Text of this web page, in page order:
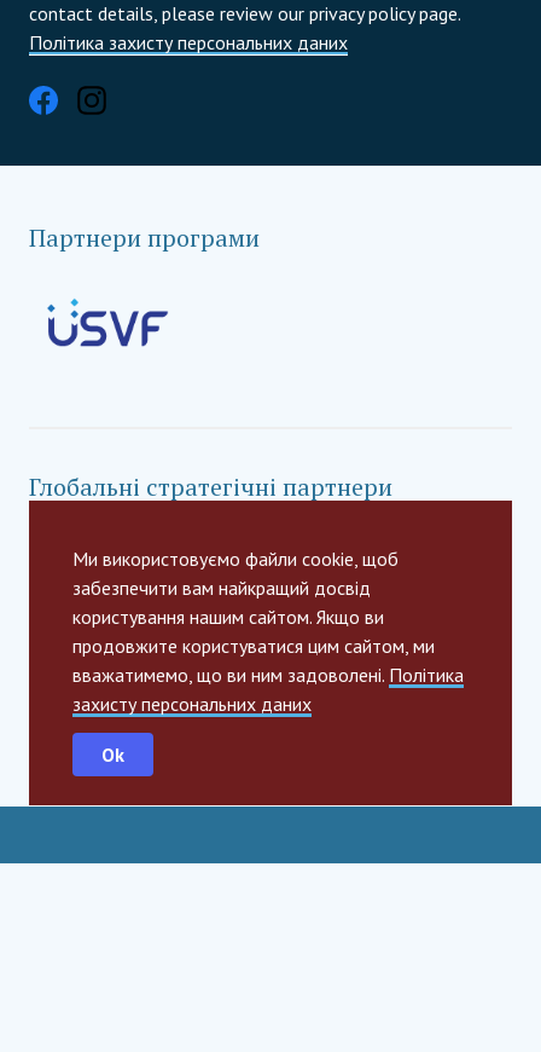
contact details, please review our privacy policy page.
Політика захисту персональних даних
Партнери програми
Глобальні стратегічні партнери
Ми використовуємо файли cookie, щоб
забезпечити вам найкращий досвід
користування нашим сайтом. Якщо ви
продовжите користуватися цим сайтом, ми
вважатимемо, що ви ним задоволені. Політика
захисту персональних даних
Ok